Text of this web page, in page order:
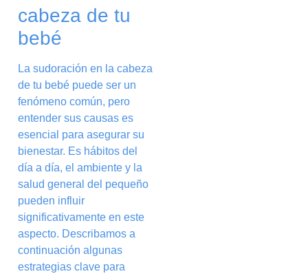
cabeza de tu
bebé
La sudoración en la cabeza
de tu bebé puede ser un
fenómeno común, pero
entender sus causas es
esencial para asegurar su
bienestar. Es hábitos del
día a día, el ambiente y la
salud general del pequeño
pueden influir
significativamente en este
aspecto. Describamos a
continuación algunas
estrategias clave para